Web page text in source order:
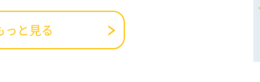
っと見る